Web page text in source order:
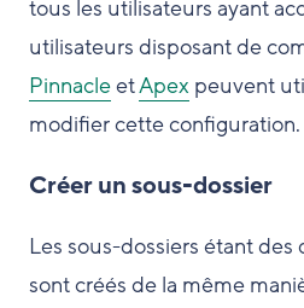
tous les utilisateurs ayant
utilisateurs disposant de
PinnacleetApex peuvent
modifier cette configuration.
Créer un sous-dossier
Les sous-dossiers étant des
sont créés de la même